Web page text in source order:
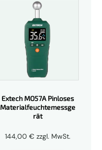
Extech MO57A Pinloses
Materialfeuchtemessge
rät
144,00 € zzgl. MwSt.